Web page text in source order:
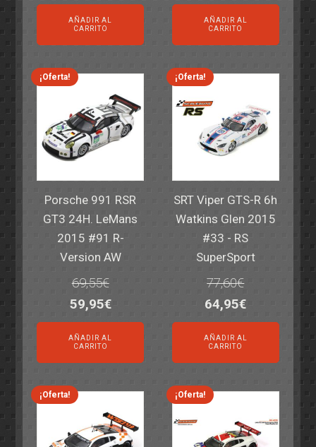
precio
original
era:
82,40€.
precio
es:
59,95€.
AÑADIR AL
CARRITO
precio
original
era:
82,40€.
precio
es:
59,95€.
AÑADIR AL
CARRITO
¡Oferta!
Porsche 991 RSR
GT3 24H. LeMans
2015 #91 R-
Version AW
69,55€
El
precio
original
era:
69,55€.
59,95€El
precio
actual
es:
59,95€.
AÑADIR AL
CARRITO
¡Oferta!
SRT Viper GTS-R 6h
Watkins Glen 2015
#33 - RS
SuperSport
77,60€
El
precio
original
era:
77,60€.
64,95€El
precio
actual
es:
64,95€.
AÑADIR AL
CARRITO
¡Oferta! ¡Oferta!